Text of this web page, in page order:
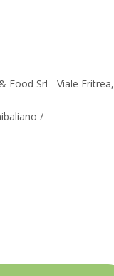
Food Srl - Viale Eritrea,
/